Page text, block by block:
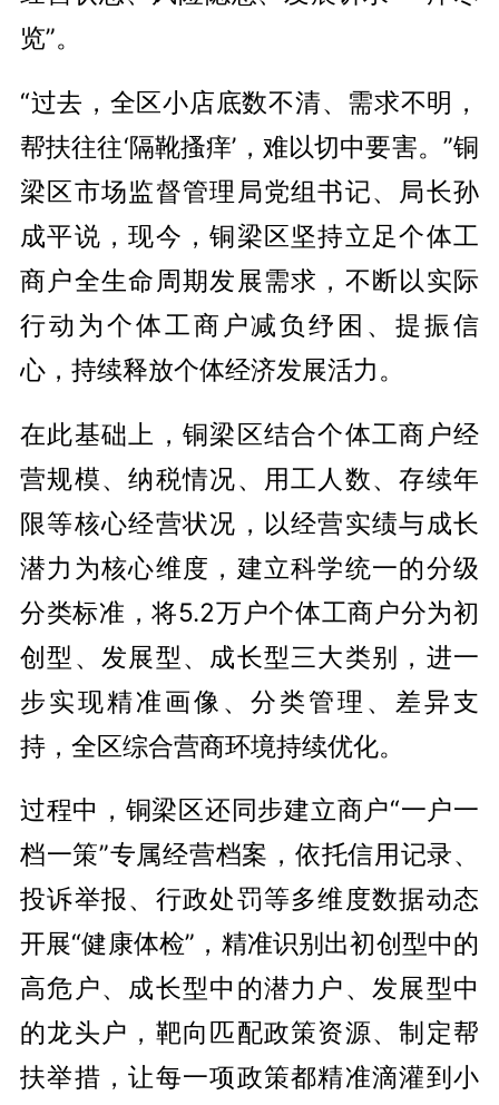
览”。
“过去，全区小店底数不清、需求不明，
帮扶往往‘隔靴搔痒’，难以切中要害。”铜
梁区市场监督管理局党组书记、局长孙
成平说，现今，铜梁区坚持立足个体工
商户全生命周期发展需求，不断以实际
行动为个体工商户减负纾困、提振信
心，持续释放个体经济发展活力。
在此基础上，铜梁区结合个体工商户经
营规模、纳税情况、用工人数、存续年
限等核心经营状况，以经营实绩与成长
潜力为核心维度，建立科学统一的分级
分类标准，将5.2万户个体工商户分为初
创型、发展型、成长型三大类别，进一
步实现精准画像、分类管理、差异支
持，全区综合营商环境持续优化。
过程中，铜梁区还同步建立商户“一户一
档一策”专属经营档案，依托信用记录、
投诉举报、行政处罚等多维度数据动态
开展“健康体检”，精准识别出初创型中的
高危户、成长型中的潜力户、发展型中
的龙头户，靶向匹配政策资源、制定帮
扶举措，让每一项政策都精准滴灌到小